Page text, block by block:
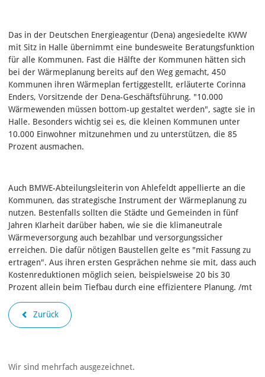
Das in der Deutschen Energieagentur (Dena) angesiedelte KWW
mit Sitz in Halle übernimmt eine bundesweite Beratungsfunktion
für alle Kommunen. Fast die Hälfte der Kommunen hätten sich
bei der Wärmeplanung bereits auf den Weg gemacht, 450
Kommunen ihren Wärmeplan fertiggestellt, erläuterte Corinna
Enders, Vorsitzende der Dena-Geschäftsführung. "10.000
Wärmewenden müssen bottom-up gestaltet werden", sagte sie in
Halle. Besonders wichtig sei es, die kleinen Kommunen unter
10.000 Einwohner mitzunehmen und zu unterstützen, die 85
Prozent ausmachen.
Auch BMWE-Abteilungsleiterin von Ahlefeldt appellierte an die
Kommunen, das strategische Instrument der Wärmeplanung zu
nutzen. Bestenfalls sollten die Städte und Gemeinden in fünf
Jahren Klarheit darüber haben, wie sie die klimaneutrale
Wärmeversorgung auch bezahlbar und versorgungssicher
erreichen. Die dafür nötigen Baustellen gelte es "mit Fassung zu
ertragen". Aus ihren ersten Gesprächen nehme sie mit, dass auch
Kostenreduktionen möglich seien, beispielsweise 20 bis 30
Prozent allein beim Tiefbau durch eine effizientere Planung. /mt
Zurück
Wir sind mehrfach ausgezeichnet.